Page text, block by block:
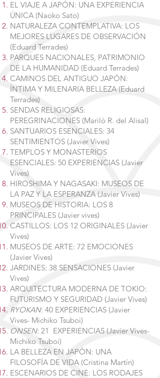
EL VIAJE A JAPÓN: UNA EXPERIENCIA
ÚNICA (Naoko Sato)
NATURALEZA CONTEMPLATIVA: LOS
MEJORES LUGARES DE OBSERVACIÓN
(Eduard Terrades)
PARQUES NACIONALES, PATRIMONIO
DE LA HUMANIDAD (Eduard Terrades)
CAMINOS DEL ANTIGUO JAPÓN:
ÍNTIMA Y MILENARIA BELLEZA (Eduard
Terrades)
SENDAS RELIGIOSAS:
PEREGRINACIONES (Mariló R. del Alisal)
SANTUARIOS ESENCIALES: 34
SENTIMIENTOS (Javier Vives)
TEMPLOS Y MONASTERIOS
ESENCIALES: 50 EXPERIENCIAS (Javier
Vives)
HIROSHIMA Y NAGASAKI: MUSEOS DE
LA PAZ Y LA ESPERANZA (Javier Vives)
MUSEOS DE HISTORIA: LOS 8
PRINCIPALES (Javier vives)
CASTILLOS: LOS 12 ORIGINALES (Javier
Vives)
MUSEOS DE ARTE: 72 EMOCIONES
(Javier Vives)
JARDINES: 38 SENSACIONES (Javier
Vives)
ARQUITECTURA MODERNA DE TOKIO:
FUTURISMO Y SEGURIDAD (Javier Vives)
RYOKAN: 40 EXPERIENCIAS (Javier
Vives- Michiko Tsuboi)
ONSEN: 21 EXPERIENCIAS (Javier Vives-
Michiko Tsuboi)
LA BELLEZA EN JAPÓN: UNA
FILOSOFÍA DE VIDA (Cristina Martín)
ESCENARIOS DE CINE: LOS RODAJES